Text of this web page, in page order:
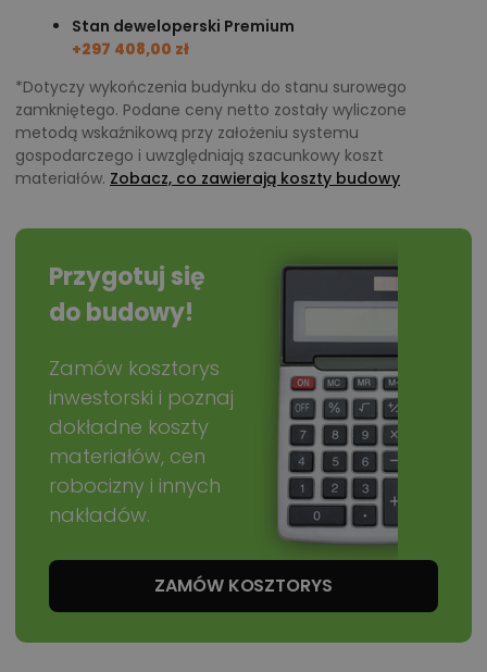
Stan deweloperski Premium
+297 408,00 zł
*Dotyczy wykończenia budynku do stanu surowego
zamkniętego. Podane ceny netto zostały wyliczone
metodą wskaźnikową przy założeniu systemu
gospodarczego i uwzględniają szacunkowy koszt
materiałów. Zobacz, co zawierają koszty budowy
Przygotuj się
do budowy!
Zamów kosztorys
inwestorski i poznaj
dokładne koszty
materiałów, cen
robocizny i innych
nakładów.
ZAMÓW KOSZTORYS